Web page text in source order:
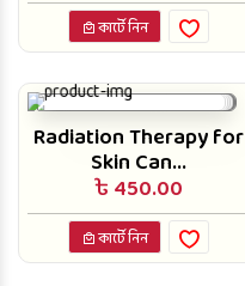
কার্টে নিন
Radiation Therapy for
Skin Can...
৳ 450.00
কার্টে নিন